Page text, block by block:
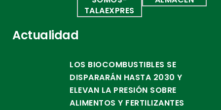
Actualidad
LOS BIOCOMBUSTIBLES SE
DISPARARÁN HASTA 2030 Y
ELEVAN LA PRESIÓN SOBRE
ALIMENTOS Y FERTILIZANTES